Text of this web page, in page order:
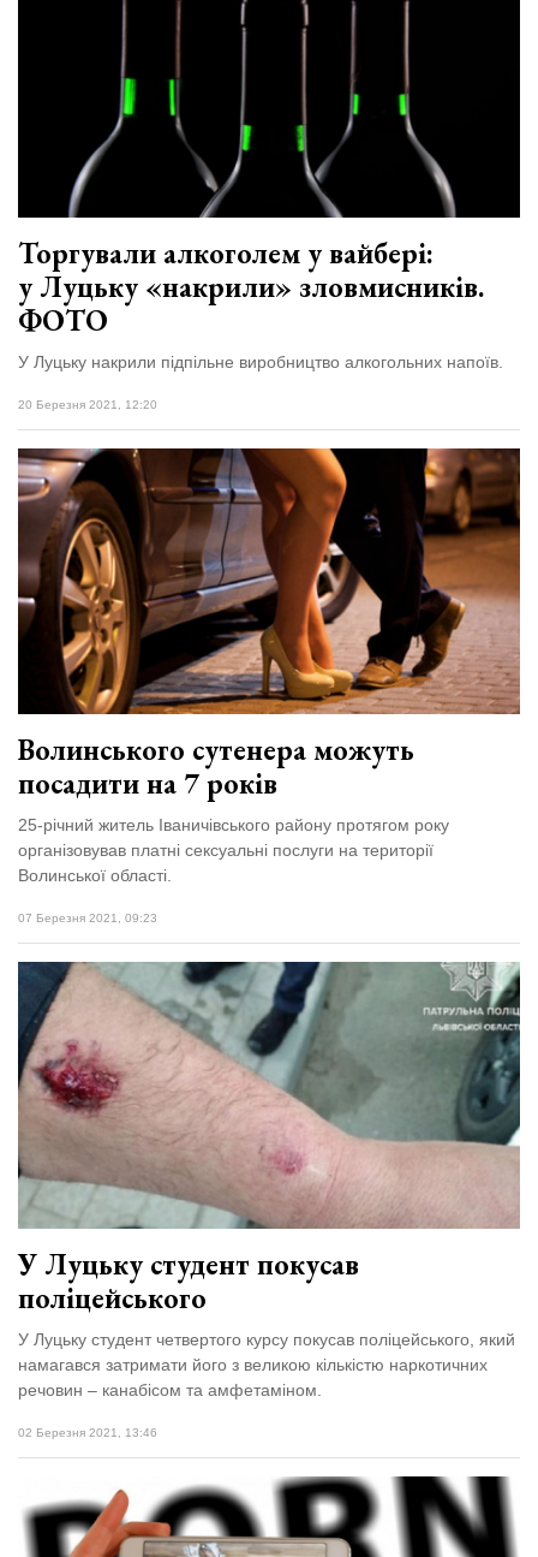
Торгували алкоголем у вайбері:
у Луцьку «накрили» зловмисників.
ФОТО
У Луцьку накрили підпільне виробництво алкогольних напоїв.
20 Березня 2021, 12:20
Волинського сутенера можуть
посадити на 7 років
25-річний житель Іваничівського району протягом року
організовував платні сексуальні послуги на території
Волинської області.
07 Березня 2021, 09:23
У Луцьку студент покусав
поліцейського
У Луцьку студент четвертого курсу покусав поліцейського, який
намагався затримати його з великою кількістю наркотичних
речовин – канабісом та амфетаміном.
02 Березня 2021, 13:46